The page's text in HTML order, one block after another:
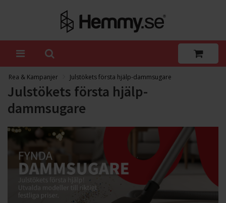
Rea & Kampanjer Julstökets första hjälp-dammsugare
Julstökets första hjälp-
dammsugare